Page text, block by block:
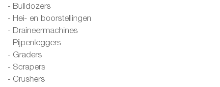
- Bulldozers
- Hei- en boorstellingen
- Draineermachines
- Pijpenleggers
- Graders
- Scrapers
- Crushers